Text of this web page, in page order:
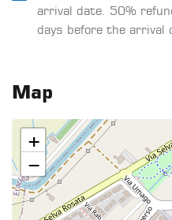
arrival date. 50%
days before the arrival
Map
+
−